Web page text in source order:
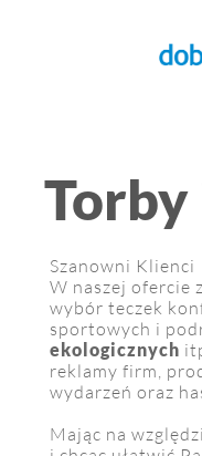
Szanowni Klienci
W naszej ofercie
wybór teczek
sportowych i
ekologicznych
reklamy firm,
wydarzeń oraz
Mając na